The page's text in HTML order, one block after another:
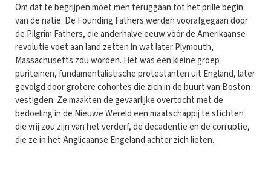
Om dat te begrijpen moet men teruggaan tot het prille begin
van de natie. De Founding Fathers werden voorafgegaan door
de Pilgrim Fathers, die anderhalve eeuw vóór de Amerikaanse
revolutie voet aan land zetten in wat later Plymouth,
Massachusetts zou worden. Het was een kleine groep
puriteinen, fundamentalistische protestanten uit England, later
gevolgd door grotere cohortes die zich in de buurt van Boston
vestigden. Ze maakten de gevaarlijke overtocht met de
bedoeling in de Nieuwe Wereld een maatschappij te stichten
die vrij zou zijn van het verderf, de decadentie en de corruptie,
die ze in het Anglicaanse Engeland achter zich lieten.